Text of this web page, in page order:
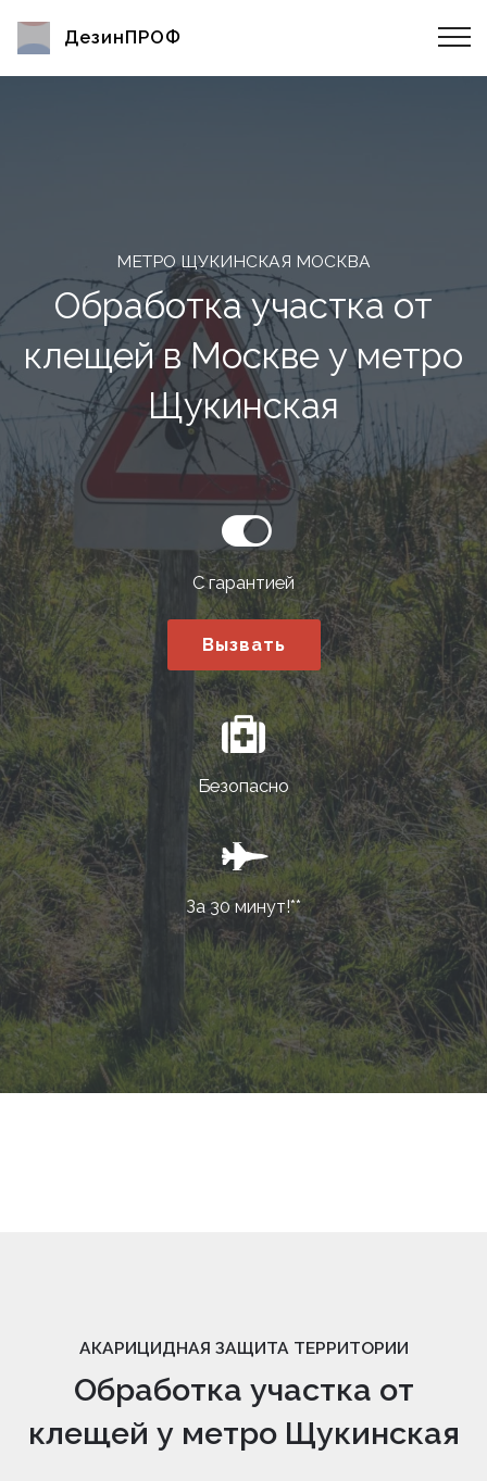
ДезинПРОФ
МЕТРО ЩУКИНСКАЯ МОСКВА
Обработка участка от
клещей в Москве у метро
Щукинская
С гарантией
Вызвать
Безопасно
За 30 минут!**
АКАРИЦИДНАЯ ЗАЩИТА ТЕРРИТОРИИ
Обработка участка от
клещей у метро Щукинская